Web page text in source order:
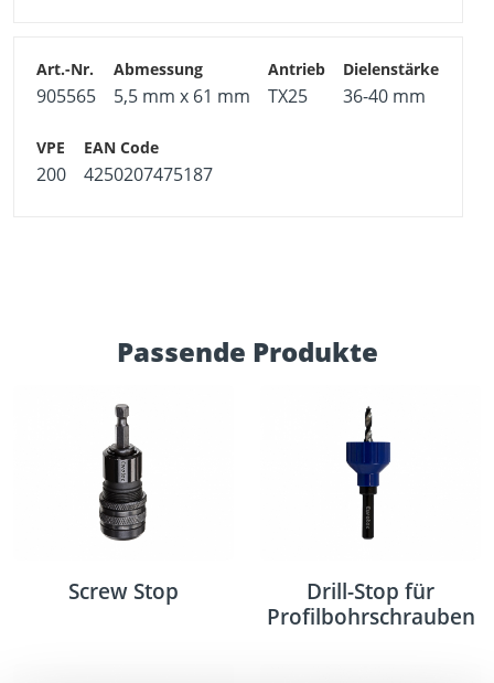
905565 5,5 mm x 61 mm TX25 36-40 mm
200 4250207475187
Passende Produkte
Screw Stop
Drill-Stop für
Profilbohrschrauben